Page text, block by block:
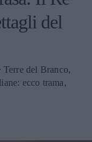
del
Terre del Branco,
ecco trama,